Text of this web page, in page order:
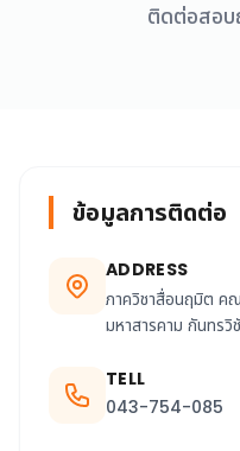
ติดต่อสอบ
ข้อมูลการติดต่อ
ADDRESS
ภาควิชาสื่อนฤมิต ค
มหาสารคาม กันทร
TELL
043-754-085